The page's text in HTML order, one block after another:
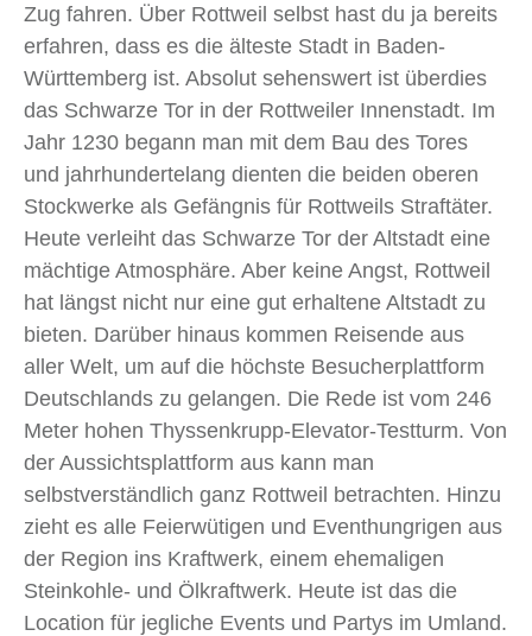
Zug fahren. Über Rottweil selbst hast du ja bereits
erfahren, dass es die älteste Stadt in Baden-
Württemberg ist. Absolut sehenswert ist überdies
das Schwarze Tor in der Rottweiler Innenstadt. Im
Jahr 1230 begann man mit dem Bau des Tores
und jahrhundertelang dienten die beiden oberen
Stockwerke als Gefängnis für Rottweils Straftäter.
Heute verleiht das Schwarze Tor der Altstadt eine
mächtige Atmosphäre. Aber keine Angst, Rottweil
hat längst nicht nur eine gut erhaltene Altstadt zu
bieten. Darüber hinaus kommen Reisende aus
aller Welt, um auf die höchste Besucherplattform
Deutschlands zu gelangen. Die Rede ist vom 246
Meter hohen Thyssenkrupp-Elevator-Testturm. Von
der Aussichtsplattform aus kann man
selbstverständlich ganz Rottweil betrachten. Hinzu
zieht es alle Feierwütigen und Eventhungrigen aus
der Region ins Kraftwerk, einem ehemaligen
Steinkohle- und Ölkraftwerk. Heute ist das die
Location für jegliche Events und Partys im Umland.